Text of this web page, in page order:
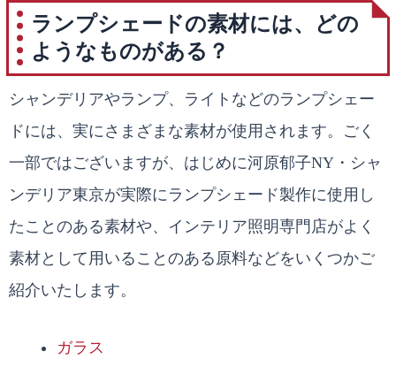
ランプシェードの素材には、どの
ようなものがある？
シャンデリアやランプ、ライトなどのランプシェー
ドには、実にさまざまな素材が使用されます。ごく
一部ではございますが、はじめに河原郁子NY・シャ
ンデリア東京が実際にランプシェード製作に使用し
たことのある素材や、インテリア照明専門店がよく
素材として用いることのある原料などをいくつかご
紹介いたします。
ガラス